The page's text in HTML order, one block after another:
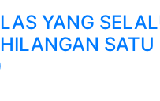
YANG
SATU